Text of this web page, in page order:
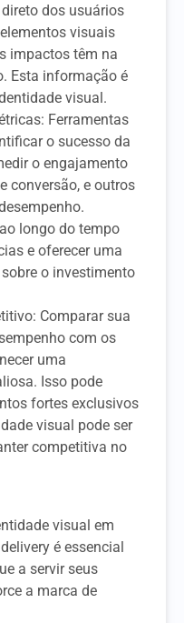
dos usuários
visuais
impactos têm na
Esta informação é
visual.
Ferramentas
o sucesso da
o engajamento
conversão, e outros
longo do tempo
e oferecer uma
o investimento
Comparar sua
com os
uma
Isso pode
fortes exclusivos
visual pode ser
competitiva no
visual em
é essencial
a servir seus
a marca de